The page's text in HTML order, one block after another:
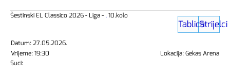
Šestinski EL Classico 2026 - Liga - ,10.kolo
Strijelci
Tablica
Datum: 27.05.2026.
Vrijeme: 19:30
Lokacija: Gekas Arena
Suci: